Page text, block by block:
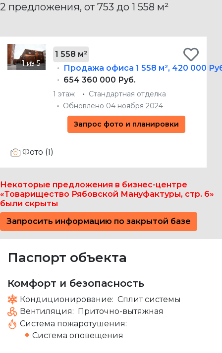
2 предложения, от 753 до 1 558 м²
1 558 м²
Продажа офиса1 558 м², 420 000
654 360 000 Руб.
1 этаж
Стандартная отделка
Обновлено 04 ноября 2024
Запрос фото и планировки
Фото (1)
Некоторые предложения в бизнес-центре
«Товарищество Рябовской Мануфактуры, стр. 6»
были скрыты
Запросить информацию по закрытой базе
Паспорт объекта
Комфорт и безопасность
Кондиционирование: Сплит системы
Вентиляция:
Приточно-вытяжная
Система пожаротушения:
Система оповещения